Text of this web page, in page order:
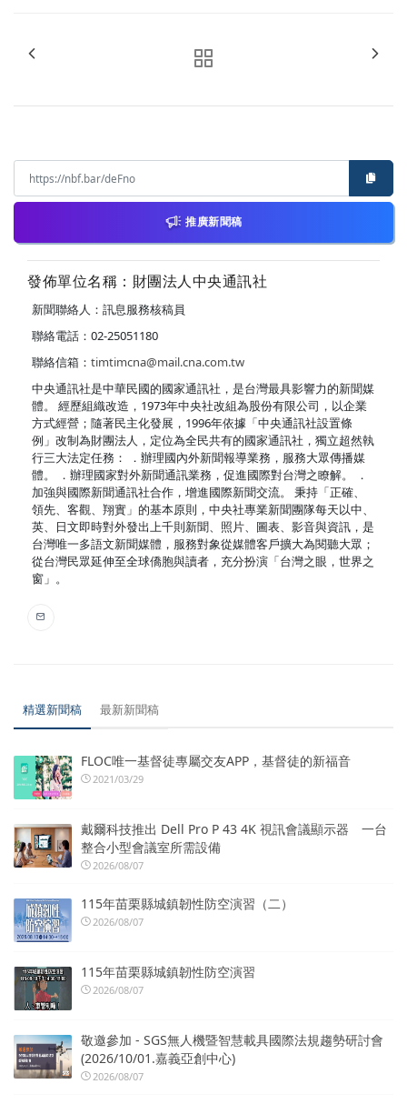
推廣新聞稿
發佈單位名稱：財團法人中央通訊社
新聞聯絡人：訊息服務核稿員
聯絡電話：02-25051180
聯絡信箱： timtimcna@mail.cna.com.tw
中央通訊社是中華民國的國家通訊社，是台灣最具影響力的新聞媒
體。 經歷組織改造，1973年中央社改組為股份有限公司，以企業
方式經營；隨著民主化發展，1996年依據「中央通訊社設置條
例」改制為財團法人，定位為全民共有的國家通訊社，獨立超然執
行三大法定任務： ．辦理國內外新聞報導業務，服務大眾傳播媒
體。 ．辦理國家對外新聞通訊業務，促進國際對台灣之瞭解。 ．
加強與國際新聞通訊社合作，增進國際新聞交流。 秉持「正確、
領先、客觀、翔實」的基本原則，中央社專業新聞團隊每天以中、
英、日文即時對外發出上千則新聞、照片、圖表、影音與資訊，是
台灣唯一多語文新聞媒體，服務對象從媒體客戶擴大為閱聽大眾；
從台灣民眾延伸至全球僑胞與讀者，充分扮演「台灣之眼，世界之
窗」。
精選新聞稿 最新新聞稿
FLOC唯一基督徒專屬交友APP，基督徒的新福音
2021/03/29
戴爾科技推出 Dell Pro P 43 4K 視訊會議顯示器 一台
整合小型會議室所需設備
2026/08/07
115年苗栗縣城鎮韌性防空演習（二）
2026/08/07
115年苗栗縣城鎮韌性防空演習
2026/08/07
敬邀參加 - SGS無人機暨智慧載具國際法規趨勢研討會
(2026/10/01.嘉義亞創中心)
2026/08/07